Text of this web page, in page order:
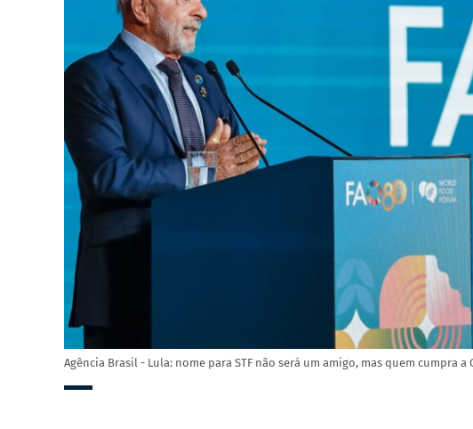
Agência Brasil - Lula: nome para STF não será um amigo, mas quem cumpra a